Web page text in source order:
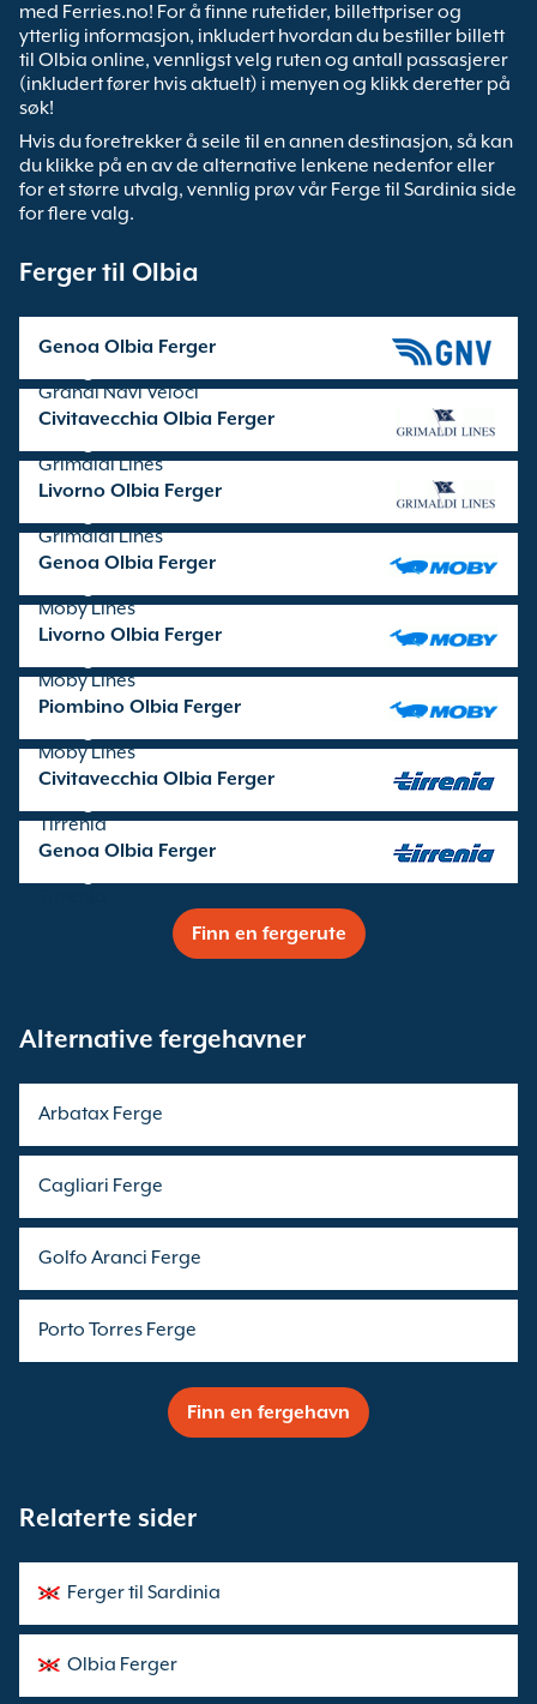
med Ferries.no! For å finne rutetider, billettpriser og
ytterlig informasjon, inkludert hvordan du bestiller billett
til Olbia online, vennligst velg ruten og antall passasjerer
(inkludert fører hvis aktuelt) i menyen og klikk deretter på
søk!
Hvis du foretrekker å seile til en annen destinasjon, så kan
du klikke på en av de alternative lenkene nedenfor eller
for et større utvalg, vennlig prøv vår Ferge til Sardinia side
for flere valg.
Ferger til Olbia
Genoa Olbia Ferger
Grandi Navi Veloci
Civitavecchia Olbia Ferger
Grimaldi Lines
Livorno Olbia Ferger
Grimaldi Lines
Genoa Olbia Ferger
Moby Lines
Livorno Olbia Ferger
Moby Lines
Piombino Olbia Ferger
Moby Lines
Civitavecchia Olbia Ferger
Tirrenia
Genoa Olbia Ferger
Finn en fergerute
Alternative fergehavner
Arbatax Ferge
Cagliari Ferge
Golfo Aranci Ferge
Porto Torres Ferge
Finn en fergehavn
Relaterte sider
Ferger til Sardinia
Olbia Ferger